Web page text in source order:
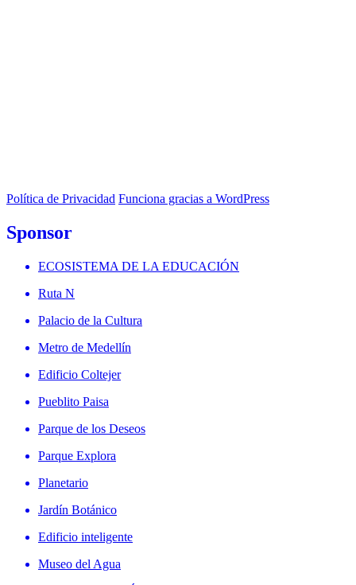
Política de Privacidad Funciona gracias a WordPress
Sponsor
ECOSISTEMA DE LA EDUCACIÓN
Ruta N
Palacio de la Cultura
Metro de Medellín
Edificio Coltejer
Pueblito Paisa
Parque de los Deseos
Parque Explora
Planetario
Jardín Botánico
Edificio inteligente
Museo del Agua